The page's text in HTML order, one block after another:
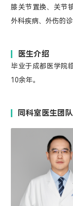
膝关节置换、关节
外科疾病、外伤
医生介绍
毕业于成都医学院
10余年。
同科室医生团队